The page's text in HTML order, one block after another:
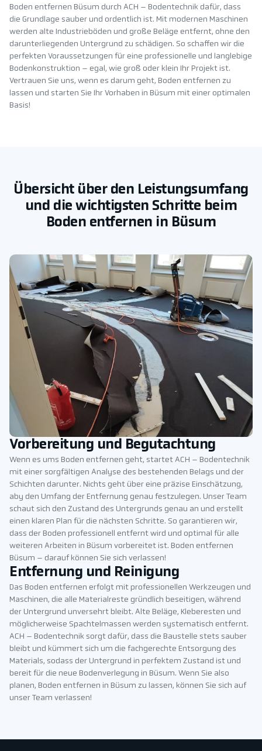
Boden entfernen Büsum durch ACH – Bodentechnik dafür, dass
die Grundlage sauber und ordentlich ist. Mit modernen Maschinen
werden alte Industrieböden und große Beläge entfernt, ohne den
darunterliegenden Untergrund zu schädigen. So schaffen wir die
perfekten Voraussetzungen für eine professionelle und langlebige
Bodenkonstruktion – egal, wie groß oder klein Ihr Projekt ist.
Vertrauen Sie uns, wenn es darum geht, Boden entfernen zu
lassen und starten Sie Ihr Vorhaben in Büsum mit einer optimalen
Basis!
Übersicht über den Leistungsumfang
und die wichtigsten Schritte beim
Boden entfernen in Büsum
Vorbereitung und Begutachtung
Wenn es ums Boden entfernen geht, startet ACH – Bodentechnik
mit einer sorgfältigen Analyse des bestehenden Belags und der
Schichten darunter. Nichts geht über eine präzise Einschätzung,
aby den Umfang der Entfernung genau festzulegen. Unser Team
schaut sich den Zustand des Untergrunds genau an und erstellt
einen klaren Plan für die nächsten Schritte. So garantieren wir,
dass der Boden professionell entfernt wird und optimal für alle
weiteren Arbeiten in Büsum vorbereitet ist. Boden entfernen
Büsum – darauf können Sie sich verlassen!
Entfernung und Reinigung
Das Boden entfernen erfolgt mit professionellen Werkzeugen und
Maschinen, die alle Materialreste gründlich beseitigen, während
der Untergrund unversehrt bleibt. Alte Beläge, Kleberesten und
möglicherweise Spachtelmassen werden systematisch entfernt.
ACH – Bodentechnik sorgt dafür, dass die Baustelle stets sauber
bleibt und kümmert sich um die fachgerechte Entsorgung des
Materials, sodass der Untergrund in perfektem Zustand ist und
bereit für die neue Bodenverlegung in Büsum. Wenn Sie also
planen, Boden entfernen in Büsum zu lassen, können Sie sich auf
unser Team verlassen!